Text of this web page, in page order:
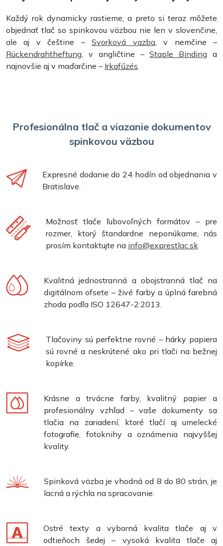
Každý rok dynamicky rastieme, a preto si teraz môžete
objednať tlač so spinkovou väzbou nie len v slovenčine,
ale aj v češtine –Svorková vazba, v nemčine –
Rückendrahtheftung , v angličtine –Staple Binding a
najnovšie aj v maďarčine – Irkafűzés
Profesionálna tlač a viazanie dokumentov
spinkovou väzbou
Expresné dodanie do 24 hodín od objednania v
Bratislave.
Možnosť tlače ľubovoľných formátov – pre
rozmer, ktorý štandardne neponúkame, nás
prosím kontaktujte na info@exprestlac.sk
Kvalitná jednostranná a obojstranná tlač na
digitálnom ofsete – živé farby a úplná farebná
zhoda podľa ISO 12647-2:2013.
Tlačoviny sú perfektne rovné – hárky papiera
sú rovné a neskrútené ako pri tlači na bežnej
kopírke.
Krásne a trvácne farby, kvalitný papier a
profesionálny vzhľad – vaše dokumenty sa
tlačia na zariadení, ktoré tlačí aj umelecké
fotografie, fotoknihy a oznámenia najvyššej
kvality.
Spinková väzba je vhodná od 8 do 80 strán, je
lacná a rýchla na spracovanie.
Ostré texty a vyborná kvalita tlače aj v
odtieňoch šedej – vysoká kvalita tlače aj